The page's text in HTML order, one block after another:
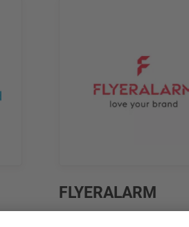
FLYERALARM
Druck- & Werbeartikel